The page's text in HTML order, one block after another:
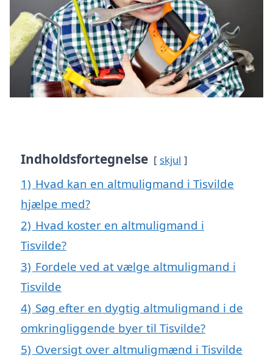
Indholdsfortegnelse skjul
1) Hvad kan en altmuligmand i Tisvilde
hjælpe med?
2) Hvad koster en altmuligmand i
Tisvilde?
3) Fordele ved at vælge altmuligmand i
Tisvilde
4) Søg efter en dygtig altmuligmand i de
omkringliggende byer til Tisvilde?
5) Oversigt over altmuligmænd i Tisvilde